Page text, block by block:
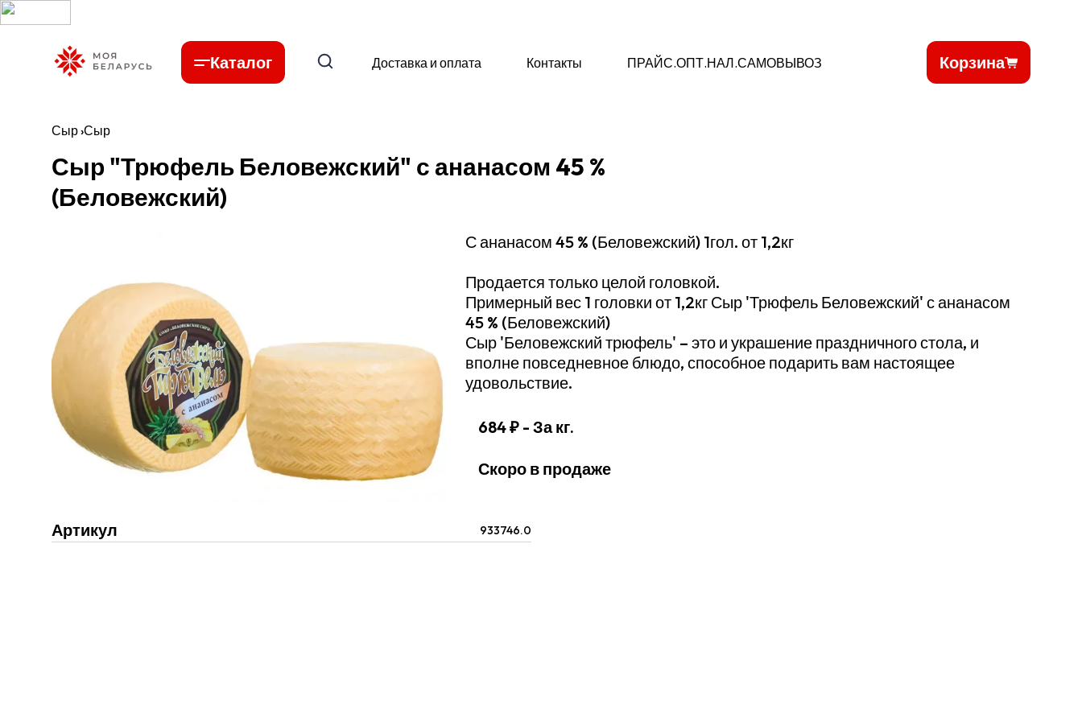
Каталог Доставка и оплата Контакты ПРАЙС.ОПТ.НАЛ.САМОВЫВОЗ Корзина
Сыр›Сыр
Сыр "Трюфель Беловежский" с ананасом 45 %
(Беловежский)
С ананасом 45 % (Беловежский) 1гол. от 1,2кг
Продается только целой головкой.
Примерный вес 1 головки от 1,2кг Сыр 'Трюфель Беловежский' с ананасом
45 % (Беловежский)
Сыр 'Беловежский трюфель' – это и украшение праздничного стола, и
вполне повседневное блюдо, способное подарить вам настоящее
удовольствие.
684 ₽ - За кг.
Скоро в продаже
Артикул 933746.0